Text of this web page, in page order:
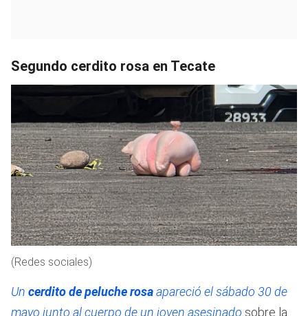
Segundo cerdito rosa en Tecate
(Redes sociales)
Un cerdito de peluche rosaapareció el sábado 30 de
mayo junto al cuerpo de un joven asesinado sobre la